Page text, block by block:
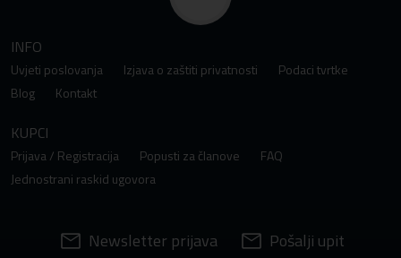
INFO
Uvjeti poslovanja Izjava o zaštiti privatnosti
Podaci tvrtke
Blog
Kontakt
KUPCI
Prijava / Registracija Popusti za članove
FAQ
Jednostrani raskid ugovora
Newsletter prijava Pošalji upit